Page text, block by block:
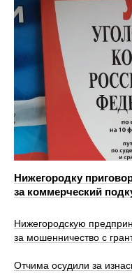
Нижегородку
за коммерческий
Нижегородскую
за мошенничество с
Отчима осудили за